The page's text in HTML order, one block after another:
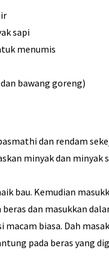
sapi
menumis
bawang goreng)
dan rendam
minyak dan minyak
bau. Kemudian
dan masukkan
macam biasa. Dah
pada beras yang